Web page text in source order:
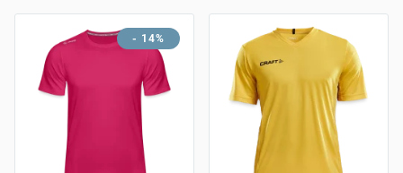
- 14%